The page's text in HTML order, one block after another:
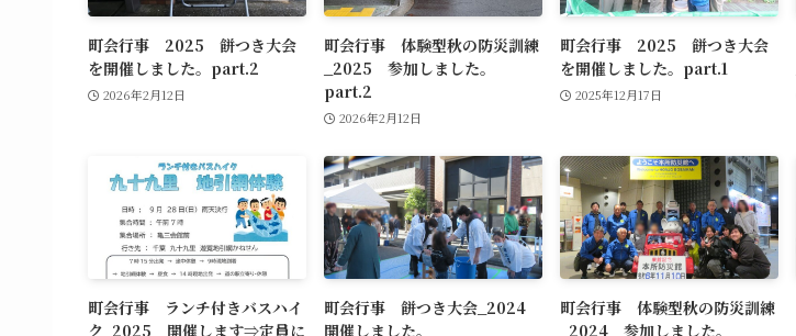
町会行事 2025 餅つき大会
を開催しました。part.2
2026年2月12日
町会行事 体験型秋の防災訓練
_2025 参加しました。
part.2
2026年2月12日
町会行事 2025 餅つき大会
を開催しました。part.1
2025年12月17日
町会行事 ランチ付きバスハイ
ク_2025 開催します⇒定員に
町会行事 餅つき大会_2024
開催しました。
町会行事 体験型秋の防災訓練
_2024 参加しました。